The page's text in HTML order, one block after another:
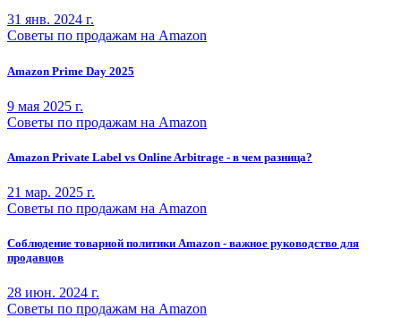
31 янв. 2024 г.
Советы по продажам на Amazon
Amazon Prime Day 2025
9 мая 2025 г.
Советы по продажам на Amazon
Amazon Private Label vs Online Arbitrage - в чем разница?
21 мар. 2025 г.
Советы по продажам на Amazon
Соблюдение товарной политики Amazon - важное руководство для
продавцов
28 июн. 2024 г.
Советы по продажам на Amazon